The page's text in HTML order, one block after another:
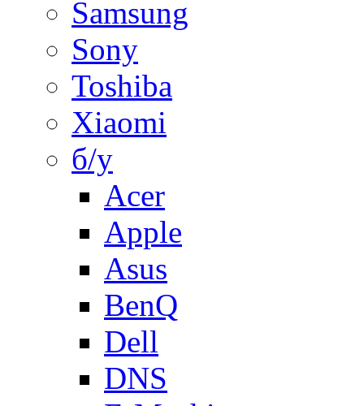
Samsung
Sony
Toshiba
Xiaomi
б/у
Acer
Apple
Asus
BenQ
Dell
DNS